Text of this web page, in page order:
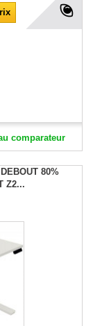
comparateur
80%
Z2...